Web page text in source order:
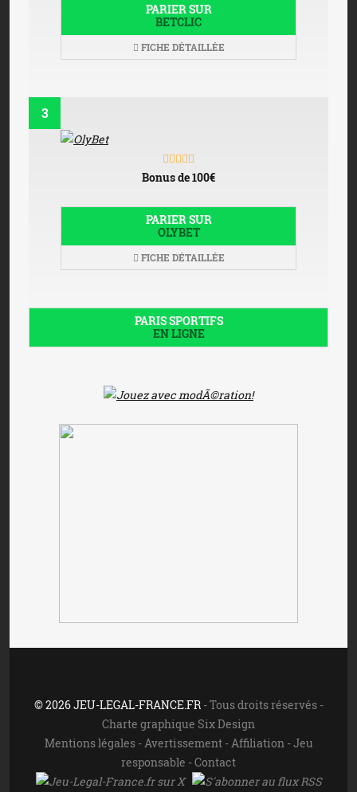
PARIER SUR
BETCLIC
FICHE DÉTAILLÉE
3
Bonus de 100€
PARIER SUR
OLYBET
FICHE DÉTAILLÉE
PARIS SPORTIFS
EN LIGNE
© 2026 JEU-LEGAL-FRANCE.FR- Tous droits réservés -
Charte graphique Six Design
Mentions légales-Avertissement-Affiliation-Jeu
responsable -Contact